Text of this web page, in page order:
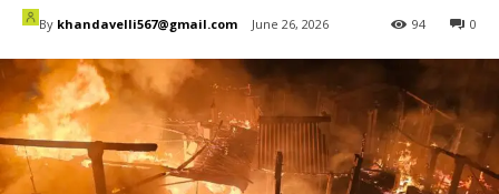
By khandavelli567@gmail.com June 26, 2026 0
94